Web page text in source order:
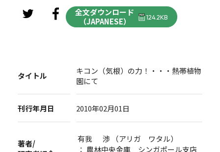
全文ダウンロード
（JAPANESE）
124.2KB
タイトル
キコン（気根）の力！・・・熱帯植物
園にて
刊行年月日 2010年02月01日
著者/
有我 渉 （アリガ ワタル）
： 農林中央金庫 シンガポール支店